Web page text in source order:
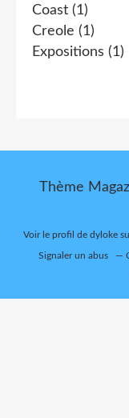
Coast (1)
Creole (1)
Expositions (1)
Thème
Voir le profil de dyloke
Signaler un abus